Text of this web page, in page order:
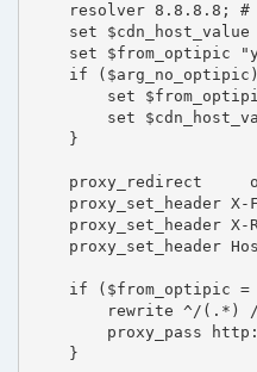
resolver 8.8.8.8; #
set $cdn_host_value
set $from_optipic
if
set
set
    }
proxy_redirect
proxy_set_header
proxy_set_header X-
proxy_set_header
if ($from_optipic =
rewrite ^/(.*)
proxy_pass
    }